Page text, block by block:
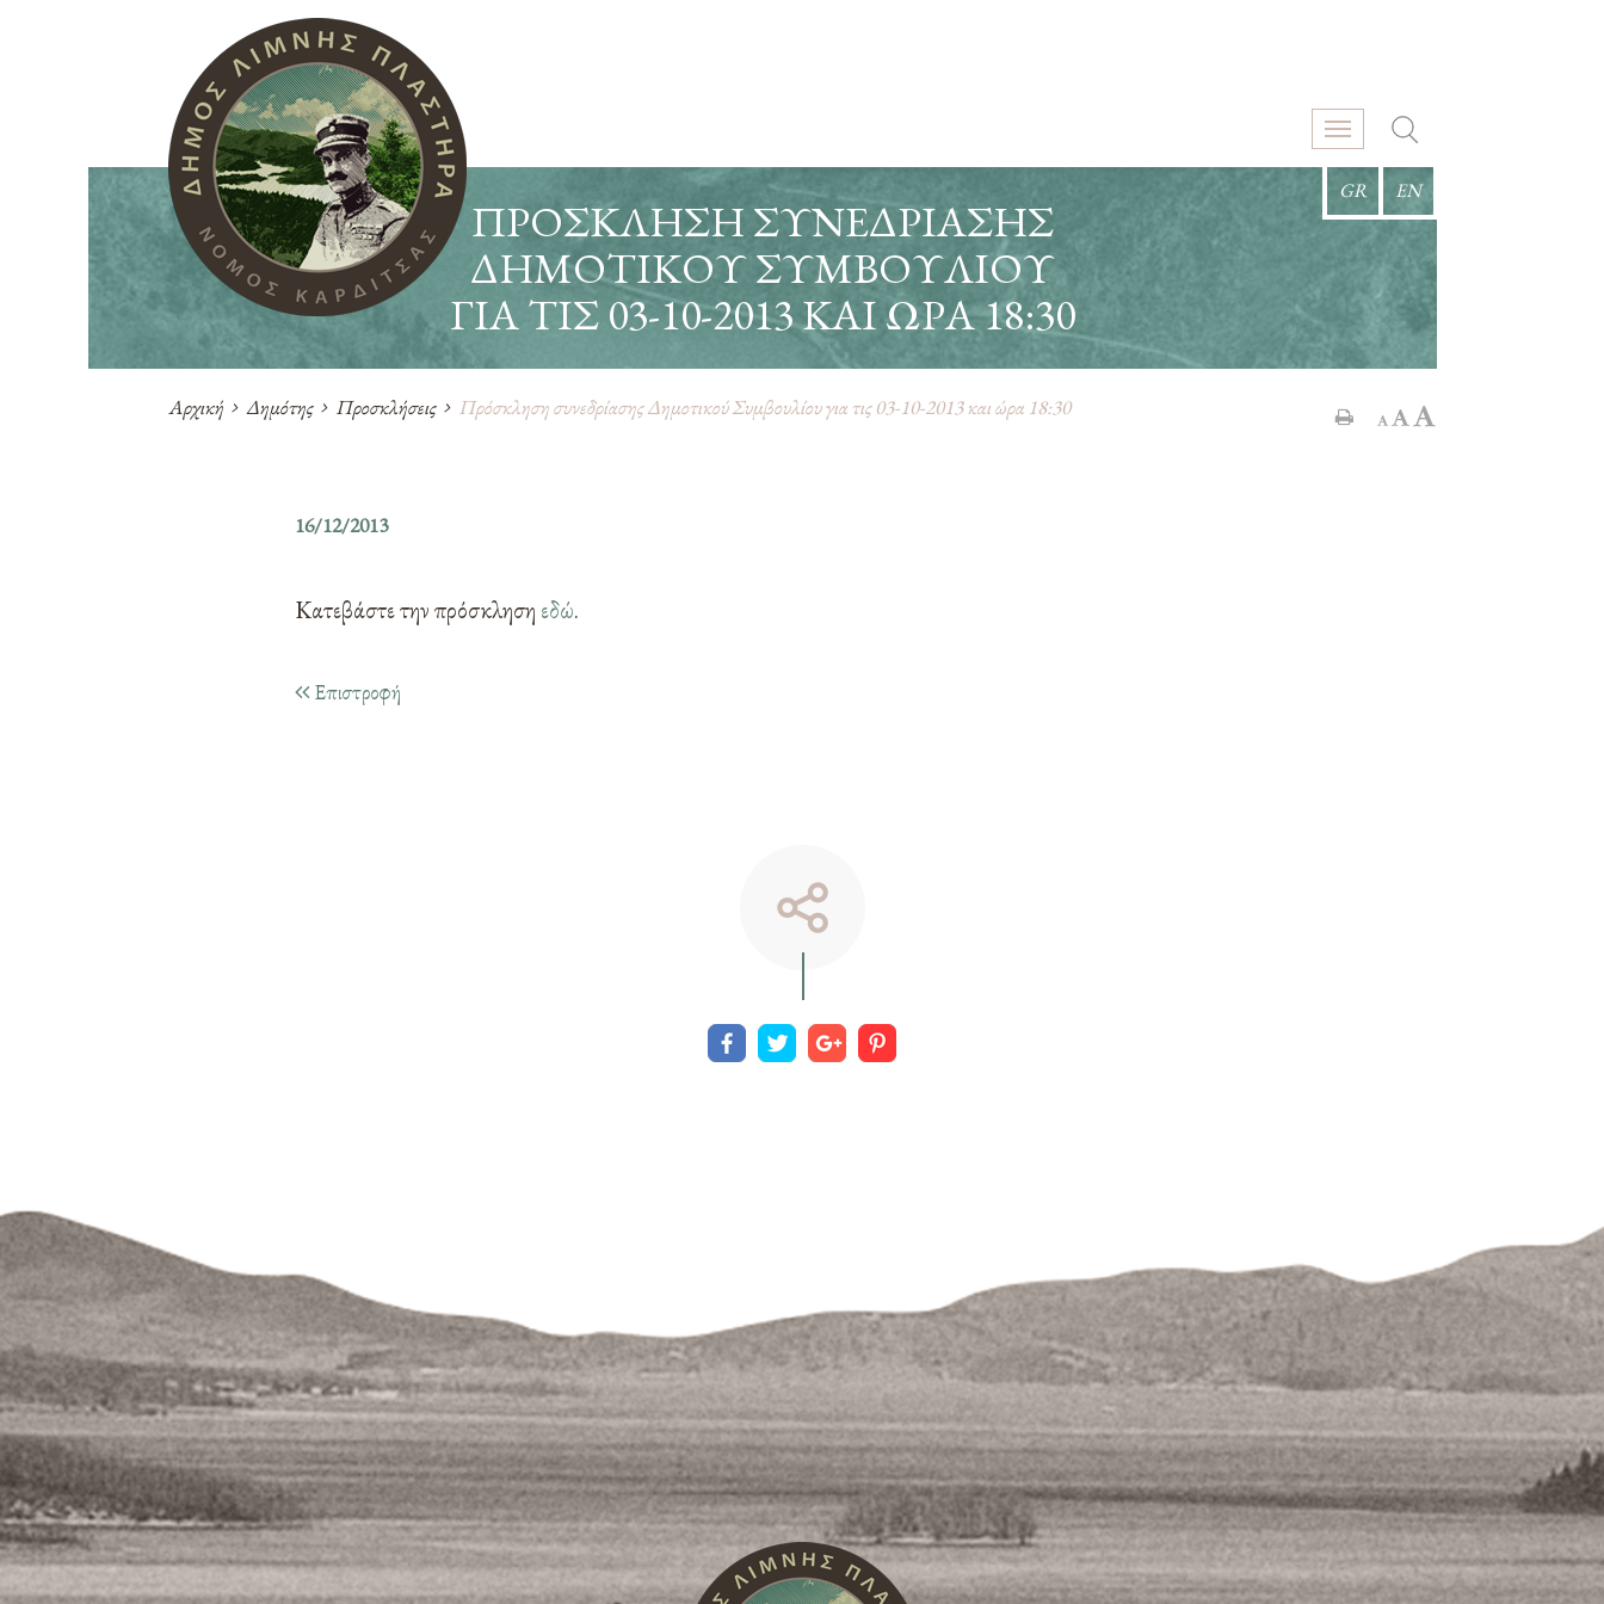
GR EN
ΠΡΌΣΚΛΗΣΗ ΣΥΝΕΔΡΊΑΣΗΣ
ΔΗΜΟΤΙΚΟΎ ΣΥΜΒΟΥΛΊΟΥ
ΓΙΑ ΤΙΣ 03-10-2013 ΚΑΙ ΏΡΑ 18:30
Αρχική Δημότης Προσκλήσεις Πρόσκληση συνεδρίασης Δημοτικού Συμβουλίου για τις 03-10-2013 και ώρα 18:30
16/12/2013
Κατεβάστε την πρόσκληση εδώ.
Επιστροφή